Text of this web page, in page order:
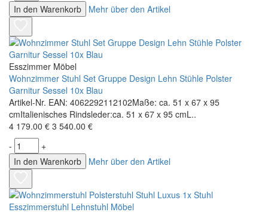
In den Warenkorb
Mehr über den Artikel
Esszimmer Möbel
Wohnzimmer Stuhl Set Gruppe Design Lehn Stühle Polster
Garnitur Sessel 10x Blau
Artikel-Nr. EAN: 4062292112102Maße: ca. 51 x 67 x 95
cmItalienisches Rindsleder:ca. 51 x 67 x 95 cmL..
4 179.00 € 3 540.00 €
-
+
In den Warenkorb
Mehr über den Artikel